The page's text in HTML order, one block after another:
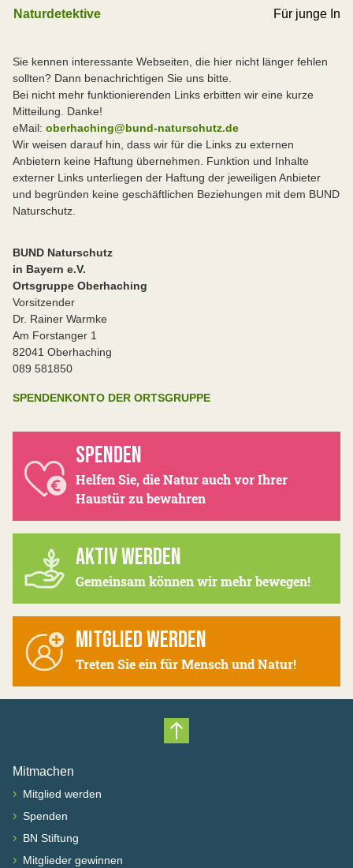
Naturdetektive Für junge
Sie kennen interessante Webseiten, die hier nicht länger fehlen
sollten? Dann benachrichtigen Sie uns bitte.
Bei nicht mehr funktionierenden Links erbitten wir eine kurze
Mitteilung. Danke!
eMail: oberhaching@bund-naturschutz.de
Wir weisen darauf hin, dass wir für die Links zu externen
Anbietern keine Haftung übernehmen. Funktion und Inhalte
externer Links unterliegen der Haftung der jeweiligen Anbieter
und begründen keine geschäftlichen Beziehungen mit dem BUND
Naturschutz.
BUND Naturschutz
in Bayern e.V.
Ortsgruppe Oberhaching
Vorsitzender
Dr. Rainer Warmke
Am Forstanger 1
82041 Oberhaching
089 581850
SPENDENKONTO DER ORTSGRUPPE
SPENDEN
Helfen Sie, die Natur auch vor Ihrer
Haustür zu bewahren
AKTIV WERDEN
Gemeinsam können wir mehr bewegen!
MITGLIED WERDEN
Treten Sie ein für Mensch und Natur!
Nach oben scrollen
Mitmachen
› Mitglied werden
› Spenden
› BN Stiftung
› Mitglieder gewinnen